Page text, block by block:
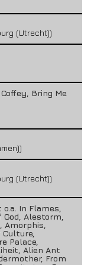
(Utrecht))
Bring Me
(Utrecht))
In Flames,
Alestorm,
Amorphis,
Palace,
Alien Ant
From